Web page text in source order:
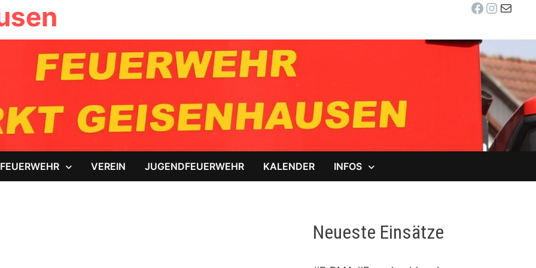
Facebook
E-Mail
FEUERWEHR VEREIN JUGENDFEUERWEHR KALENDER INFOS
Neueste Einsätze